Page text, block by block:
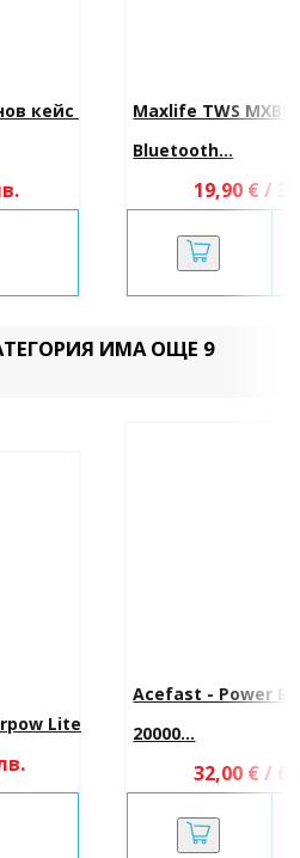
кейс
Maxlife TWS
Bluetooth...
19,90 € /
ИМА ОЩЕ 9
Lite
Acefast - Power
20000...
32,00 € /